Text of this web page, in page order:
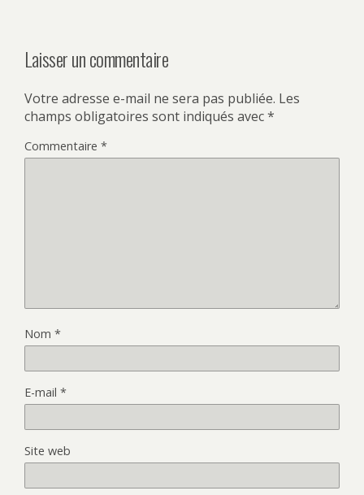
Laisser un commentaire
Votre adresse e-mail ne sera pas publiée. Les
champs obligatoires sont indiqués avec*
Commentaire *
Nom *
E-mail *
Site web